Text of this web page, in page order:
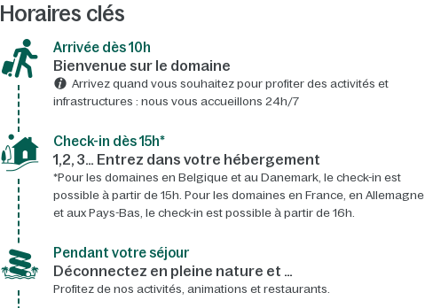
Horaires clés
Arrivée dès 10h​
Bienvenue sur le domaine​
Arrivez quand vous souhaitez pour profiter des activités et
infrastructures : nous vous accueillons 24h/7​
Check-in dès 15h*​
1,2, 3… Entrez dans votre hébergement
*Pour les domaines en Belgique et au Danemark, le check-in est
possible à partir de 15h. Pour les domaines en France, en Allemagne
et aux Pays-Bas, le check-in est possible à partir de 16h.
Pendant votre séjour
Déconnectez en pleine nature et …
Profitez de nos activités, animations et restaurants.